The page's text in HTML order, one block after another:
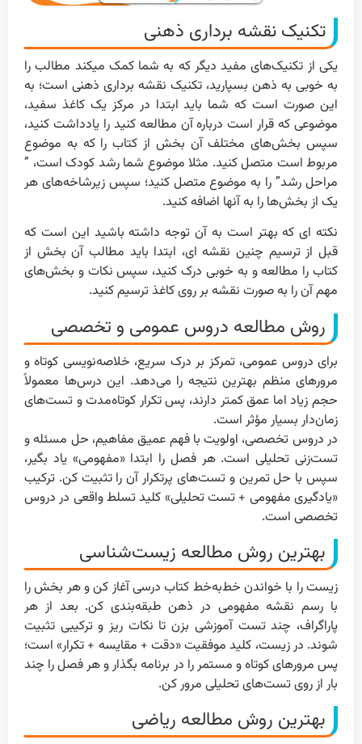
تکنیک نقشه برداری ذهنی
یکی از تکنیک‌های مفید دیگر که به شما کمک میکند مطالب را
به خوبی به ذهن بسپارید، تکنیک نقشه برداری ذهنی است؛ به
این صورت است که شما باید ابتدا در مرکز یک کاغذ سفید،
موضوعی که قرار است درباره آن مطالعه کنید را یادداشت کنید،
سپس بخش‌های مختلف آن بخش از کتاب را که به موضوع
مربوط است متصل کنید. مثلا موضوع شما رشد کودک است، ”
مراحل رشد” را به موضوع متصل کنید؛ سپس زیرشاخه‌های هر
یک از بخش‌ها را به آنها اضافه کنید.
نکته ای که بهتر است به آن توجه داشته باشید این است که
قبل از ترسیم چنین نقشه ای، ابتدا باید مطالب آن بخش از
کتاب را مطالعه و به خوبی درک کنید، سپس نکات و بخش‌های
مهم آن را به صورت نقشه بر روی کاغذ ترسیم کنید.
روش مطالعه دروس عمومی و تخصصی
برای دروس عمومی، تمرکز بر درک سریع، خلاصه‌نویسی کوتاه و
مرورهای منظم بهترین نتیجه را می‌دهد. این درس‌ها معمولاً
حجم زیاد اما عمق کمتر دارند، پس تکرار کوتاه‌مدت و تست‌های
زمان‌دار بسیار مؤثر است.
در دروس تخصصی، اولویت با فهم عمیق مفاهیم، حل مسئله و
تست‌زنی تحلیلی است. هر فصل را ابتدا «مفهومی» یاد بگیر،
سپس با حل تمرین و تست‌های پرتکرار آن را تثبیت کن. ترکیب
«یادگیری مفهومی + تست تحلیلی» کلید تسلط واقعی در دروس
تخصصی است.
بهترین روش مطالعه زیست‌شناسی
زیست را با خواندن خط‌به‌خط کتاب درسی آغاز کن و هر بخش را
با رسم نقشه مفهومی در ذهن طبقه‌بندی کن. بعد از هر
پاراگراف، چند تست آموزشی بزن تا نکات ریز و ترکیبی تثبیت
شوند. در زیست، کلید موفقیت «دقت + مقایسه + تکرار» است؛
پس مرورهای کوتاه و مستمر را در برنامه بگذار و هر فصل را چند
بار از روی تست‌های تحلیلی مرور کن.
بهترین روش مطالعه ریاضی